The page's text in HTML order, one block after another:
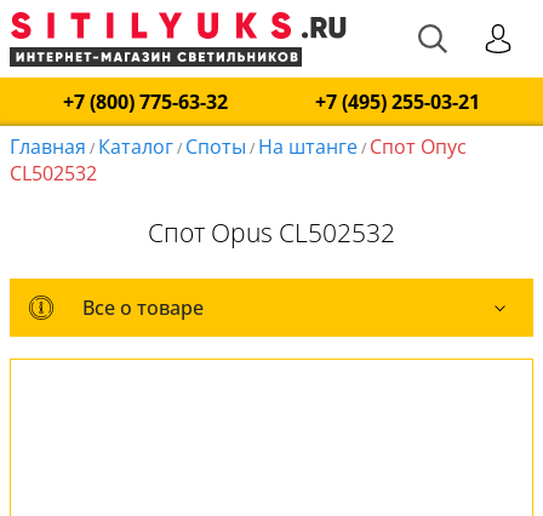
+7 (800) 775-63-32
+7 (495) 255-03-21
Главная / Каталог/ Споты / На штанге/ Спот Опус
CL502532
Спот Opus CL502532
Все о товаре
Все о товаре